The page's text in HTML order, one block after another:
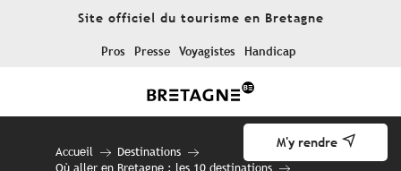
Site officiel du tourisme en Bretagne
Pros Presse Voyagistes Handicap
M'y rendre
Accueil
Destinations
Où aller en Bretagne : les 10 destinations